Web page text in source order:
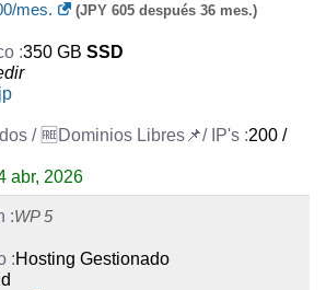
/mes. (JPY 605 después 36 mes.)
350 GB SSD
200 /
abr, 2026
WP 5
Hosting Gestionado